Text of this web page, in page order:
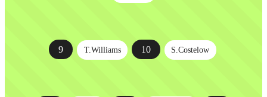
9 T.Williams 10 S.Costelow